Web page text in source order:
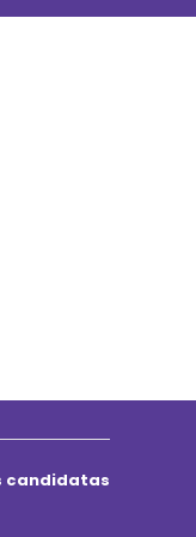
candidatas